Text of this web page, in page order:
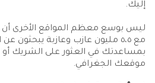
إليك.
ليس بوسع معظم المواقع الأخرى
مع ٥،٥ مليون عازب وعازبة
بمساعدتك في العثور على الشريك أو
موقعك الجغرافي.